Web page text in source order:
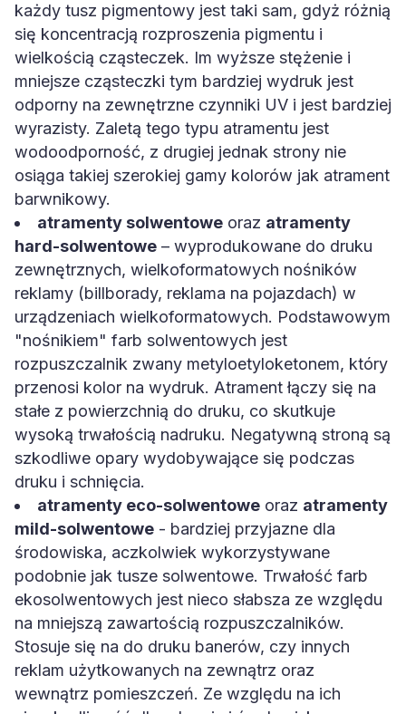
każdy tusz pigmentowy jest taki sam, gdyż różnią
się koncentracją rozproszenia pigmentu i
wielkością cząsteczek. Im wyższe stężenie i
mniejsze cząsteczki tym bardziej wydruk jest
odporny na zewnętrzne czynniki UV i jest bardziej
wyrazisty. Zaletą tego typu atramentu jest
wodoodporność, z drugiej jednak strony nie
osiąga takiej szerokiej gamy kolorów jak atrament
barwnikowy.
atramenty solwentowe oraz atramenty
hard-solwentowe – wyprodukowane do druku
zewnętrznych, wielkoformatowych nośników
reklamy (billborady, reklama na pojazdach) w
urządzeniach wielkoformatowych. Podstawowym
"nośnikiem" farb solwentowych jest
rozpuszczalnik zwany metyloetyloketonem, który
przenosi kolor na wydruk. Atrament łączy się na
stałe z powierzchnią do druku, co skutkuje
wysoką trwałością nadruku. Negatywną stroną są
szkodliwe opary wydobywające się podczas
druku i schnięcia.
atramenty eco-solwentowe oraz atramenty
mild-solwentowe - bardziej przyjazne dla
środowiska, aczkolwiek wykorzystywane
podobnie jak tusze solwentowe. Trwałość farb
ekosolwentowych jest nieco słabsza ze względu
na mniejszą zawartością rozpuszczalników.
Stosuje się na do druku banerów, czy innych
reklam użytkowanych na zewnątrz oraz
wewnątrz pomieszczeń. Ze względu na ich